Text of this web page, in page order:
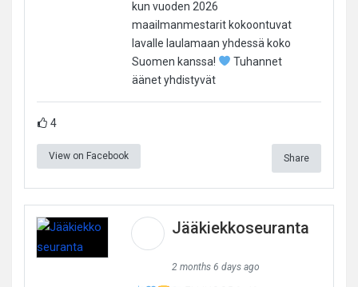
kun vuoden 2026
maailmanmestarit kokoontuvat
lavalle laulamaan yhdessä koko
Suomen kanssa!
Tuhannet
äänet yhdistyvät
4
View on Facebook Share
Jääkiekkoseuranta
2 months 6 days ago